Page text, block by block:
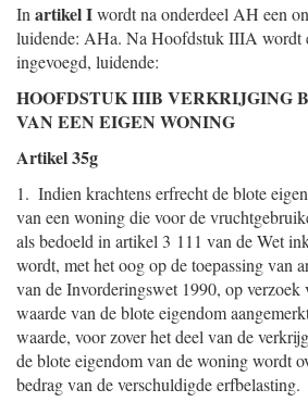
In artikel Iwordt na onderdeel AH een
luidende: AHa. Na Hoofdstuk IIIA wordt
ingevoegd, luidende:
HOOFDSTUK IIIB VERKRIJGING
VAN EEN EIGEN WONING
Artikel 35g
1. Indien krachtens erfrecht de blote
van een woning die voor de
als bedoeld in artikel 3 111 van de Wet
wordt, met het oog op de toepassing van
van de Invorderingswet 1990, op verzoek
waarde van de blote eigendom
waarde, voor zover het deel van de
de blote eigendom van de woning wordt
bedrag van de verschuldigde erfbelasting.